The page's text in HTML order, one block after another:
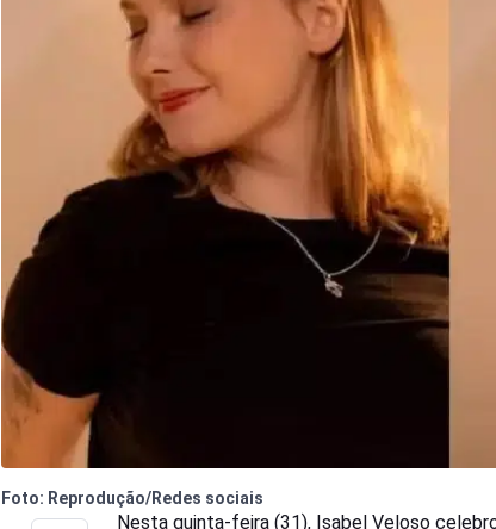
Foto: Reprodução/Redes sociais
Nesta quinta-feira (31), Isabel Veloso